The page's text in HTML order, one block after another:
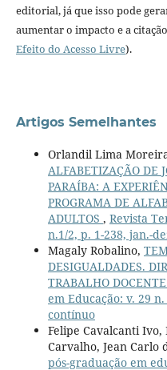
editorial, já que isso pode
aumentar o impacto e a
Efeito do Acesso Livre).
Artigos Semelhantes
Orlandil Lima
ALFABETIZAÇÃO DE
PARAÍBA: A
PROGRAMA DE
ADULTOS , Revista
n.1/2, p. 1-238, jan.-
Magaly Robalino,
DESIGUALDADES.
TRABALHO
em Educação: v. 29
contínuo
Felipe Cavalcanti
Carvalho, Jean Carlo
pós-graduação em